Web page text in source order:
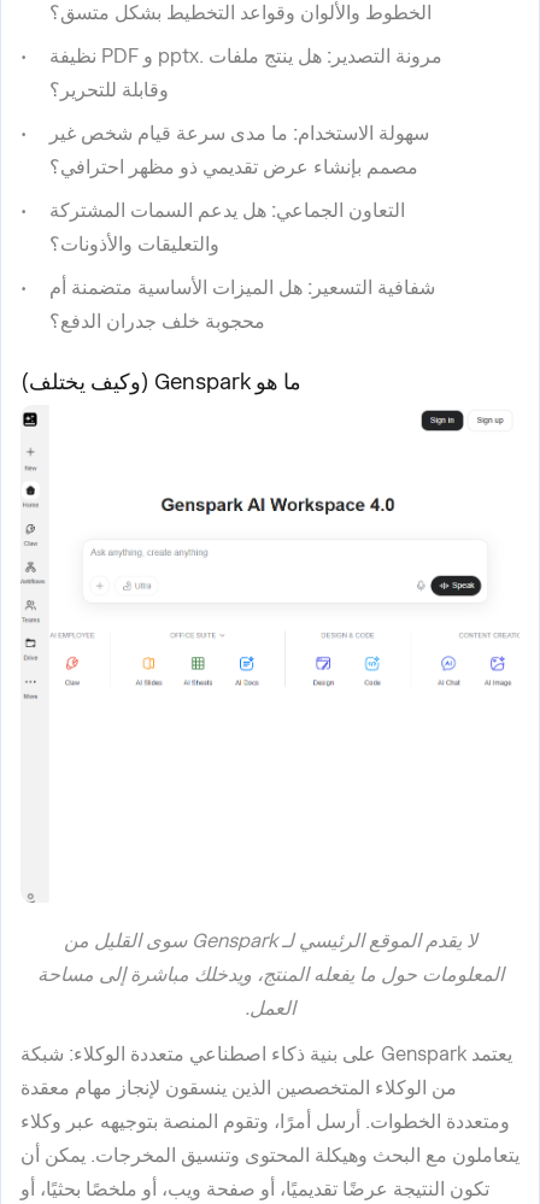
الخطوط والألوان وقواعد التخطيط بشكل متسق؟
مرونة التصدير:
هل ينتج ملفات .pptx و PDF نظيفة
وقابلة للتحرير؟
سهولة الاستخدام: ما مدى سرعة قيام شخص غير
مصمم بإنشاء عرض تقديمي ذو مظهر احترافي؟
التعاون الجماعي: هل يدعم السمات المشتركة
والتعليقات والأذونات؟
شفافية التسعير: هل الميزات الأساسية متضمنة أم
محجوبة خلف جدران الدفع؟
ما هو Genspark (وكيف يختلف)
لا يقدم الموقع الرئيسي لـ Genspark سوى القليل من
المعلومات حول ما يفعله المنتج، ويدخلك مباشرة إلى مساحة
العمل.
يعتمد Genspark على بنية ذكاء اصطناعي متعددة الوكلاء: شبكة
من الوكلاء المتخصصين الذين ينسقون لإنجاز مهام معقدة
ومتعددة الخطوات. أرسل أمرًا، وتقوم المنصة بتوجيهه عبر وكلاء
يتعاملون مع البحث وهيكلة المحتوى وتنسيق المخرجات. يمكن أن
تكون النتيجة عرضًا تقديميًا، أو صفحة ويب، أو ملخصًا بحثيًا، أو